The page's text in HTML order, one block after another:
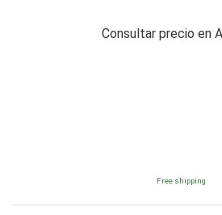
Consultar precio en
Free shipping